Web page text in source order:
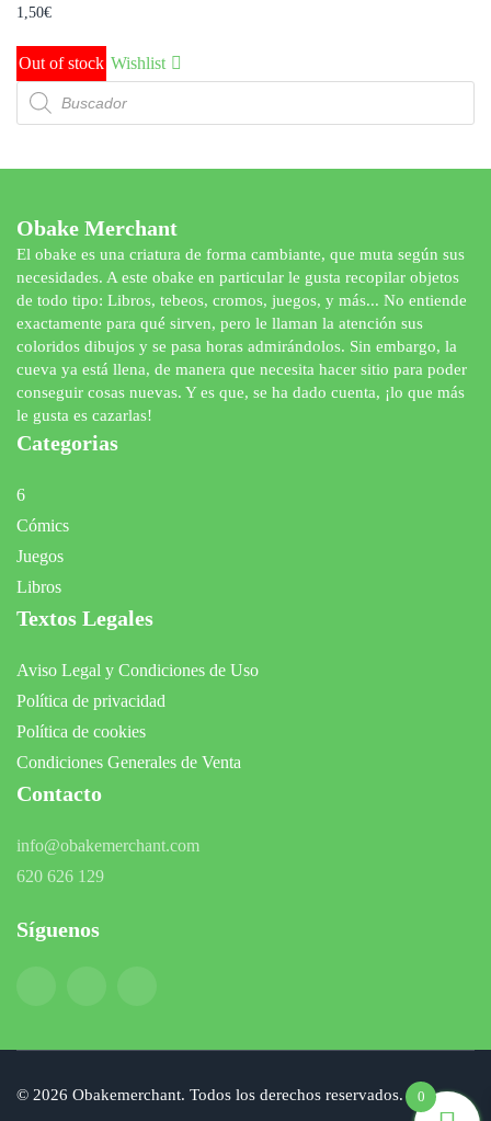
1,50€
Out of stock Wishlist
Búsqueda
de
productos
Obake Merchant
El obake es una criatura de forma cambiante, que muta según sus
necesidades. A este obake en particular le gusta recopilar objetos
de todo tipo: Libros, tebeos, cromos, juegos, y más... No entiende
exactamente para qué sirven, pero le llaman la atención sus
coloridos dibujos y se pasa horas admirándolos. Sin embargo, la
cueva ya está llena, de manera que necesita hacer sitio para poder
conseguir cosas nuevas. Y es que, se ha dado cuenta, ¡lo que más
le gusta es cazarlas!
Categorias
6
Cómics
Juegos
Libros
Textos Legales
Aviso Legal y Condiciones de Uso
Política de privacidad
Política de cookies
Condiciones Generales de Venta
Contacto
info@obakemerchant.com
620 626 129
Síguenos
© 2026 Obakemerchant. Todos los derechos reservados. 0